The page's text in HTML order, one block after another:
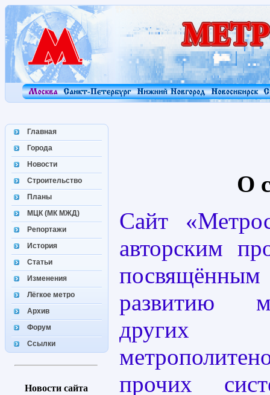
Главная
Города
Новости
Строительство
Планы
МЦК (МК МЖД)
Репортажи
История
Статьи
Изменения
Лёгкое метро
Архив
Форум
Ссылки
Новости сайта
О
Сайт
авторским
посвящённым
развитию
других
прочих